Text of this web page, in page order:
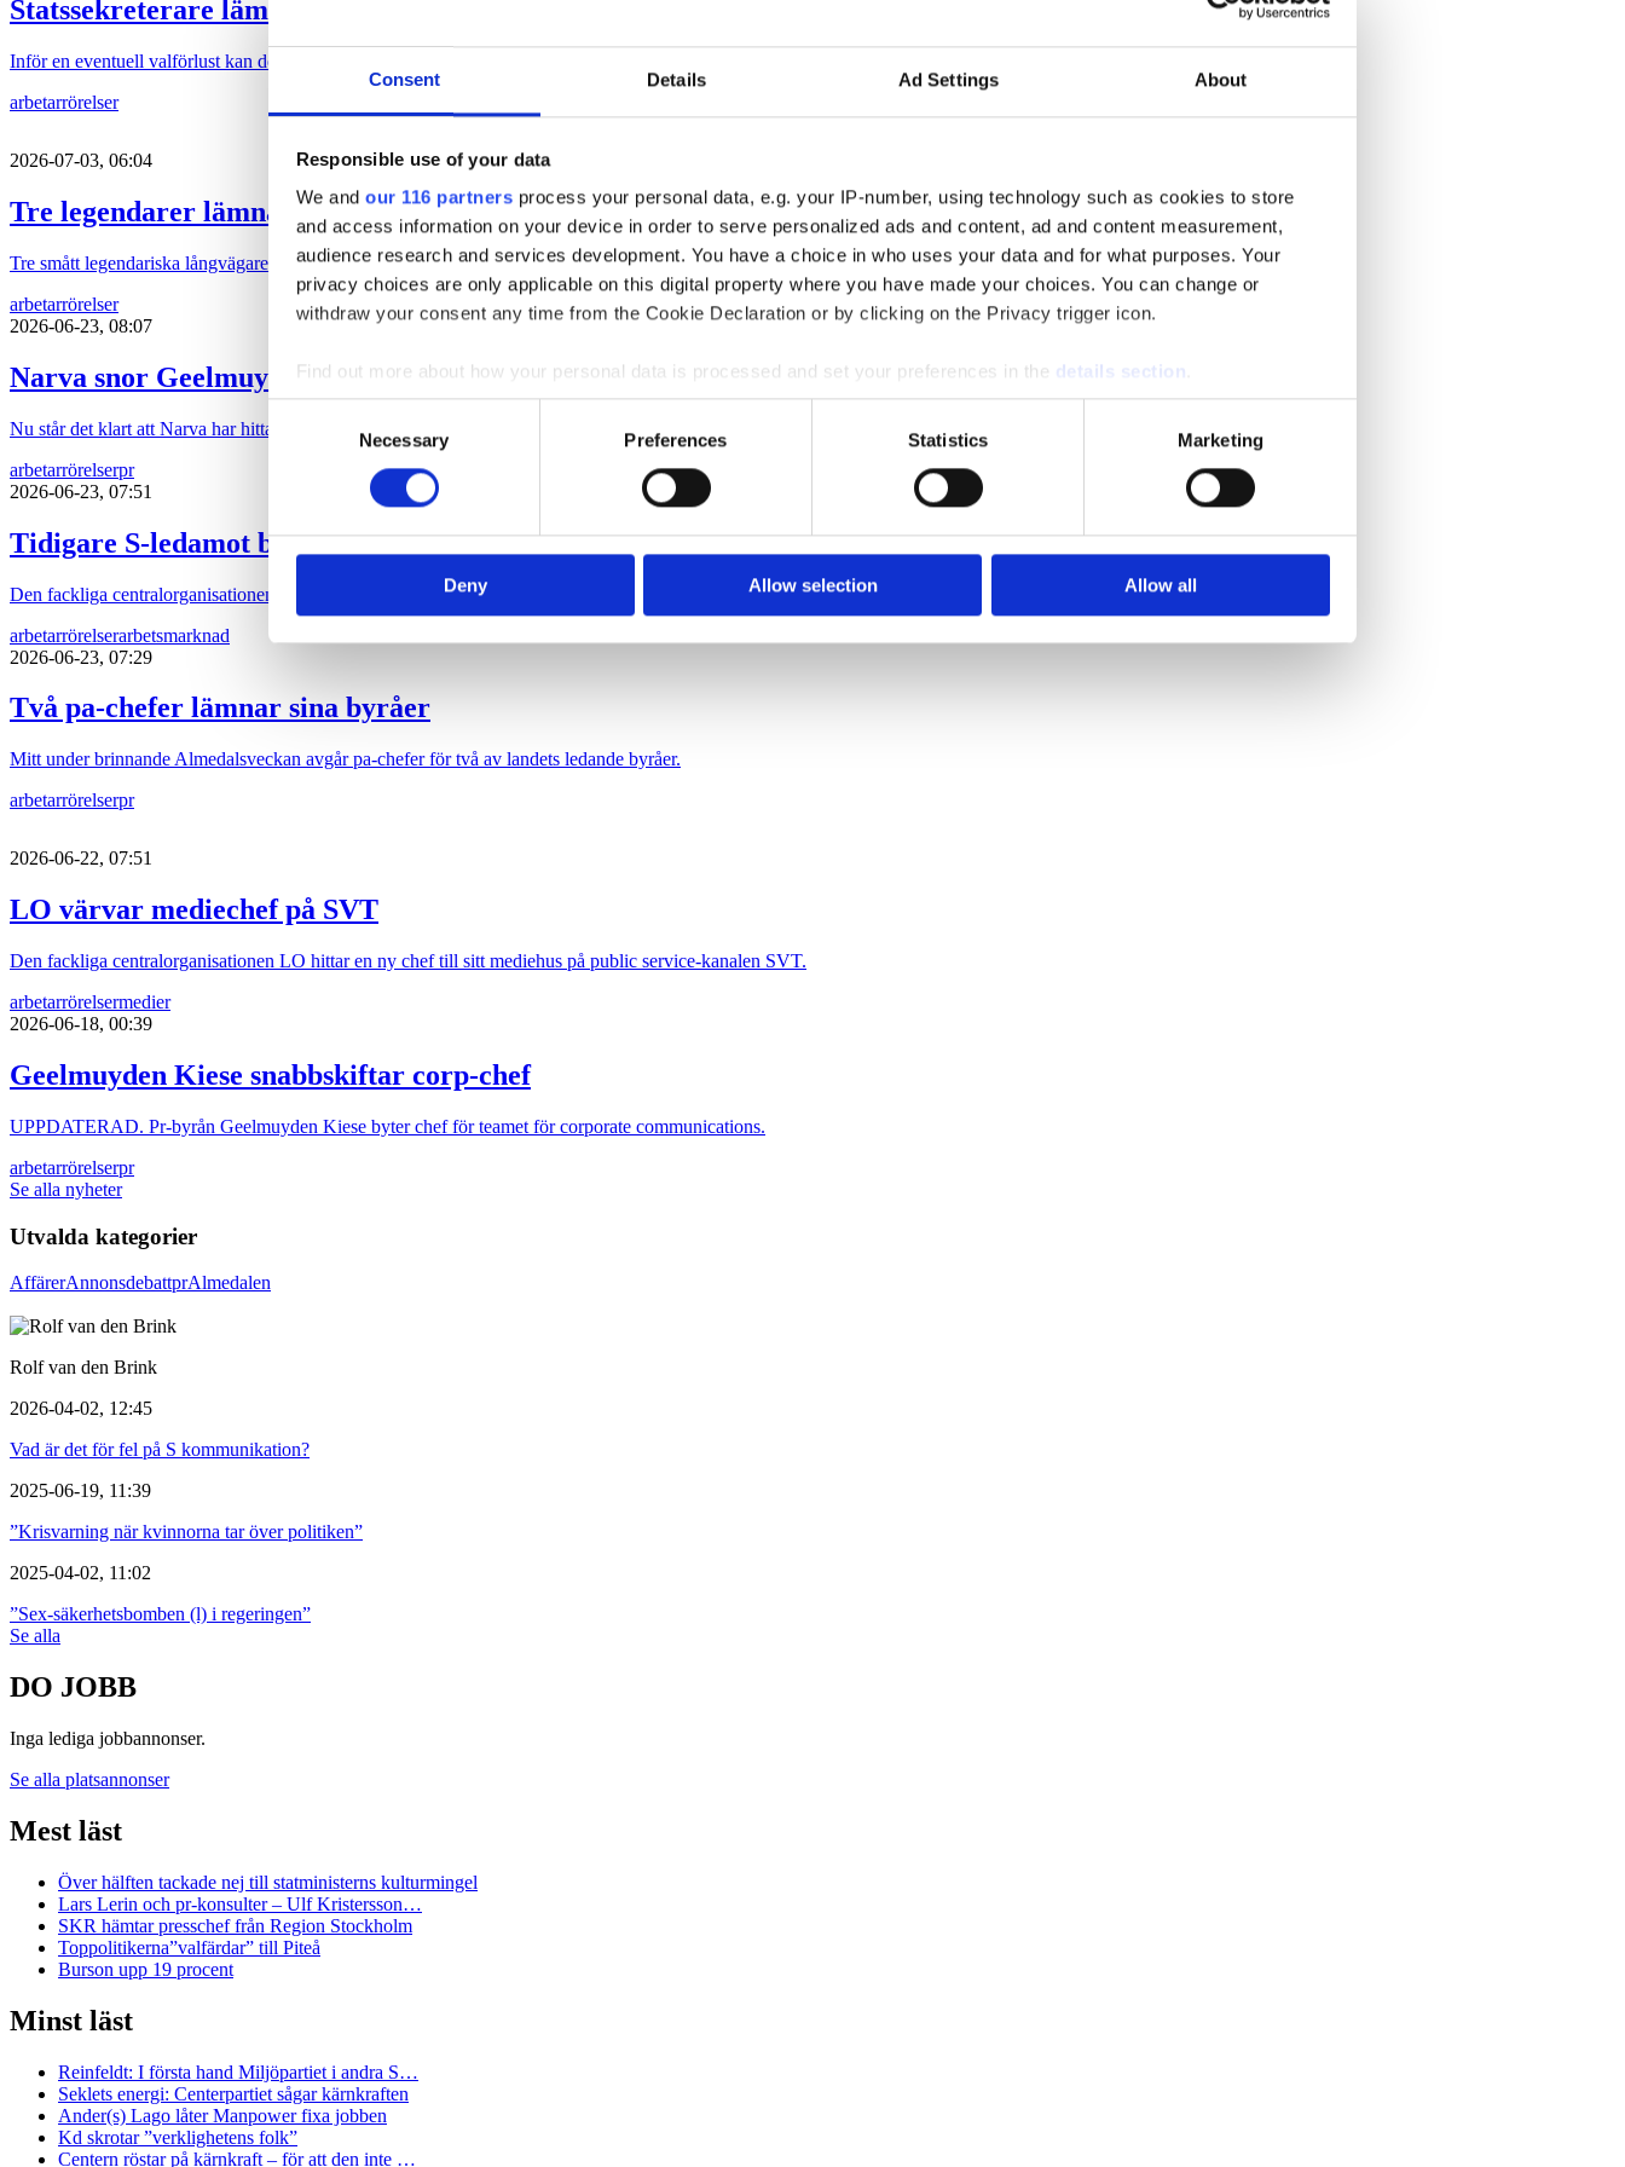
Consent Details Ad Settings About
Responsible use of your data
We and our 116 partners process your personal data, e.g. your IP-number, using technology such as cookies to store
and access information on your device in order to serve personalized ads and content, ad and content measurement,
audience research and services development. You have a choice in who uses your data and for what purposes. Your
privacy choices are only applicable on this digital property where you have made your choices. You can change or
withdraw your consent any time from the Cookie Declaration or by clicking on the Privacy trigger icon.
Find out more about how your personal data is processed and set your preferences in the details section
We use cookies to personalise content and ads, to provide social media features and to analyse our traffic. We also share
information about your use of our site with our social media, advertising and analytics partners who may combine it with
other information that you’ve provided to them or that they’ve collected from your use of their services.
Selection
Necessary Preferences Statistics Marketing
Deny Allow selection Allow all
Statssekreterare lämnar regeringen för nya jobb
Inför en eventuell valförlust kan det vara läge att ge regeringstrotjänare nya jobb. I alla fall har två statssekreterare i Tidöregeringen på kort tid utnämnts till långsiktiga roller.
arbetarrörelser
2026-07-03, 06:04
Tre legendarer lämnar jobben
Tre smått legendariska långvägare i branschen lämnar sina jobb.
arbetarrörelser
2026-06-23, 08:07
Narva snor Geelmuydens Kieses partner
Nu står det klart att Narva har hittat en ersättare till Annika Sundström som pa-chef.
arbetarrörelserpr
2026-06-23, 07:51
Tidigare S-ledamot blir komchef på TCO
Den fackliga centralorganisationen TCO hittar sin nay kommunikationschef hos en ledarskapsbyrå.
arbetarrörelserarbetsmarknad
2026-06-23, 07:29
Två pa-chefer lämnar sina byråer
Mitt under brinnande Almedalsveckan avgår pa-chefer för två av landets ledande byråer.
arbetarrörelserpr
2026-06-22, 07:51
LO värvar mediechef på SVT
Den fackliga centralorganisationen LO hittar en ny chef till sitt mediehus på public service-kanalen SVT.
arbetarrörelsermedier
2026-06-18, 00:39
Geelmuyden Kiese snabbskiftar corp-chef
UPPDATERAD. Pr-byrån Geelmuyden Kiese byter chef för teamet för corporate communications.
arbetarrörelserpr
Se alla nyheter
Utvalda kategorier
AffärerAnnonsdebattprAlmedalen
Rolf van den Brink
2026-04-02, 12:45
Vad är det för fel på S kommunikation?
2025-06-19, 11:39
”Krisvarning när kvinnorna tar över politiken”
2025-04-02, 11:02
”Sex-säkerhetsbomben (l) i regeringen”
Se alla
DO JOBB
Inga lediga jobbannonser.
Se alla platsannonser
Mest läst
Över hälften tackade nej till statministerns kulturmingel
Lars Lerin och pr-konsulter – Ulf Kristersson…
SKR hämtar presschef från Region Stockholm
Toppolitikerna”valfärdar” till Piteå
Burson upp 19 procent
Minst läst
Reinfeldt: I första hand Miljöpartiet i andra S…
Seklets energi: Centerpartiet sågar kärnkraften
Ander(s) Lago låter Manpower fixa jobben
Kd skrotar ”verklighetens folk”
Centern röstar på kärnkraft – för att den inte …